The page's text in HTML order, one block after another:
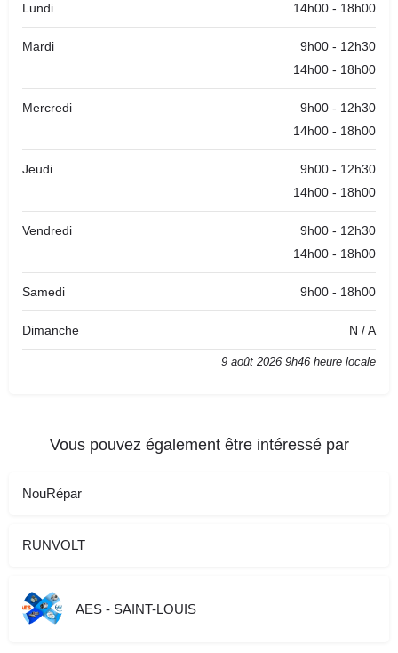
Lundi 14h00 - 18h00
Mardi
9h00 - 12h30
14h00 - 18h00
Mercredi
9h00 - 12h30
14h00 - 18h00
Jeudi
9h00 - 12h30
14h00 - 18h00
Vendredi
9h00 - 12h30
14h00 - 18h00
Samedi 9h00 - 18h00
Dimanche N / A
9 août 2026 9h46 heure locale
Vous pouvez également être intéressé par
NouRépar
RUNVOLT
AES - SAINT-LOUIS